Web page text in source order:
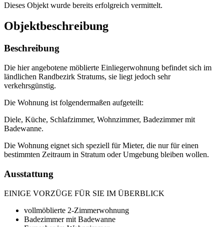
Dieses Objekt wurde bereits erfolgreich vermittelt.
Objekt­beschreibung
Beschreibung
Die hier angebotene möblierte Einliegerwohnung befindet sich im
ländlichen Randbezirk Stratums, sie liegt jedoch sehr
verkehrsgünstig.
Die Wohnung ist folgendermaßen aufgeteilt:
Diele, Küche, Schlafzimmer, Wohnzimmer, Badezimmer mit
Badewanne.
Die Wohnung eignet sich speziell für Mieter, die nur für einen
bestimmten Zeitraum in Stratum oder Umgebung bleiben wollen.
Ausstattung
EINIGE VORZÜGE FÜR SIE IM ÜBERBLICK
vollmöblierte 2-Zimmerwohnung
Badezimmer mit Badewanne